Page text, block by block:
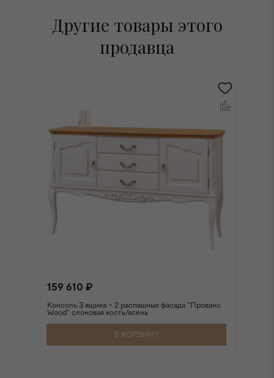
Другие товары этого
продавца
159 610 ₽
Консоль 3 ящика + 2 распашных фасада "Прованс
Wood" слоновая кость/ясень
В КОРЗИНУ